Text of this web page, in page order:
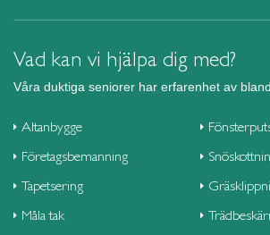
Vad kan vi hjälpa dig med?
Våra duktiga seniorer har erfarenhet av
Altanbygge
Företagsbemanning
Tapetsering
Måla tak